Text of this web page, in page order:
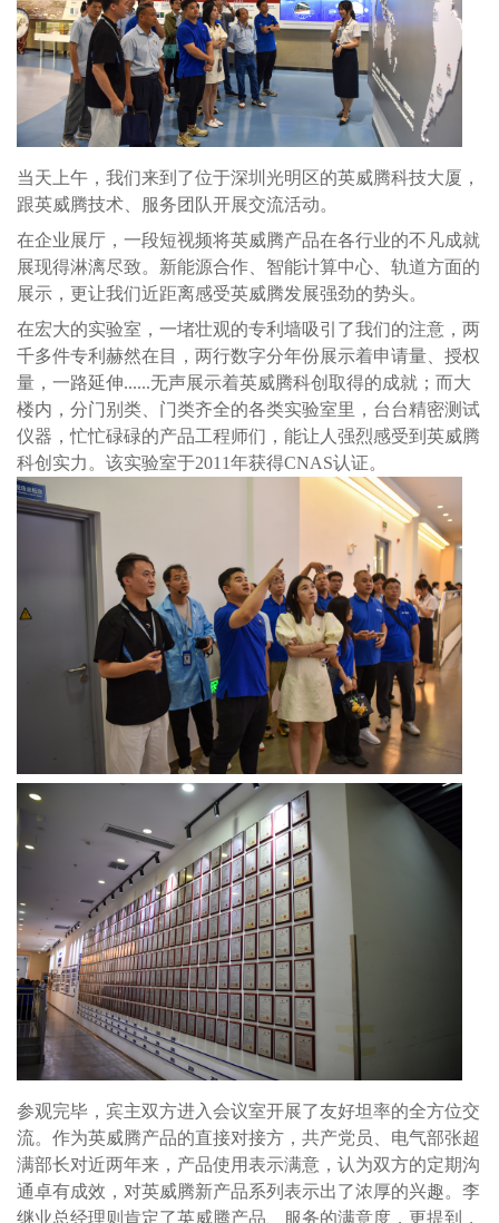
当天上午，我们来到了位于深圳光明区的英威腾科技大厦，
跟英威腾技术、服务团队开展交流活动。
在企业展厅，一段短视频将英威腾产品在各行业的不凡成就
展现得淋漓尽致。新能源合作、智能计算中心、轨道方面的
展示，更让我们近距离感受英威腾发展强劲的势头。
在宏大的实验室，一堵壮观的专利墙吸引了我们的注意，两
千多件专利赫然在目，两行数字分年份展示着申请量、授权
量，一路延伸......无声展示着英威腾科创取得的成就；而大
楼内，分门别类、门类齐全的各类实验室里，台台精密测试
仪器，忙忙碌碌的产品工程师们，能让人强烈感受到英威腾
科创实力。该实验室于2011年获得CNAS认证。
参观完毕，宾主双方进入会议室开展了友好坦率的全方位交
流。作为英威腾产品的直接对接方，共产党员、电气部张超
满部长对近两年来，产品使用表示满意，认为双方的定期沟
通卓有成效，对英威腾新产品系列表示出了浓厚的兴趣。李
继业总经理则肯定了英威腾产品、服务的满意度，更提到，